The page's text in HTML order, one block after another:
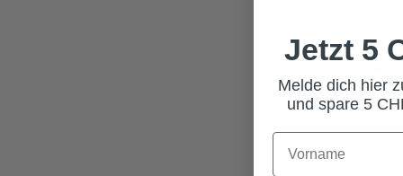
Jetzt 5
Melde dich hier
und spare 5